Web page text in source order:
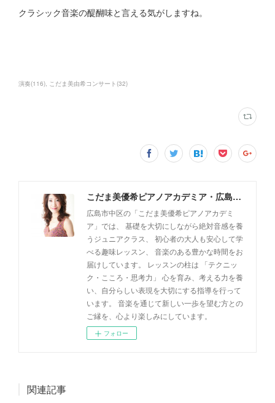
クラシック音楽の醍醐味と言える気がしますね。
演奏(116) こだま美由希コンサート (32)
こだま美優希ピアノアカデミア・広島市中区
広島市中区の「こだま美優希ピアノアカデミ
ア」では、 基礎を大切にしながら絶対音感を養
うジュニアクラス、 初心者の大人も安心して学
べる趣味レッスン、 音楽のある豊かな時間をお
届けしています。 レッスンの柱は 「テクニッ
ク・こころ・思考力」 心を育み、考える力を養
い、自分らしい表現を大切にする指導を行って
います。 音楽を通じて新しい一歩を望む方との
ご縁を、心より楽しみにしています。
フォロー
関連記事